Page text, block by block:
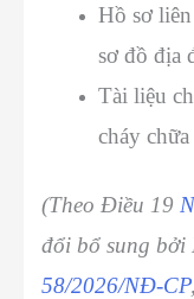
Hồ sơ
sơ đồ địa
Tài liệu
cháy chữa
(Theo Điều 19
đổi bổ sung bởi
58/2026/NĐ-CP